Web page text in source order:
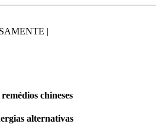
|
chineses
alternativas